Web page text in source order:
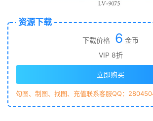
资源下载
下载价格 6 金币
VIP 8折
立即购买
勾图、制图、找图、充值联系客服QQ：